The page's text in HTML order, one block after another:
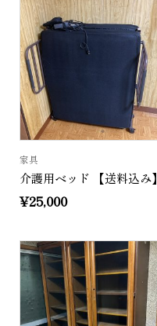
家具
介護用ベッド 【送料込み】
¥25,000